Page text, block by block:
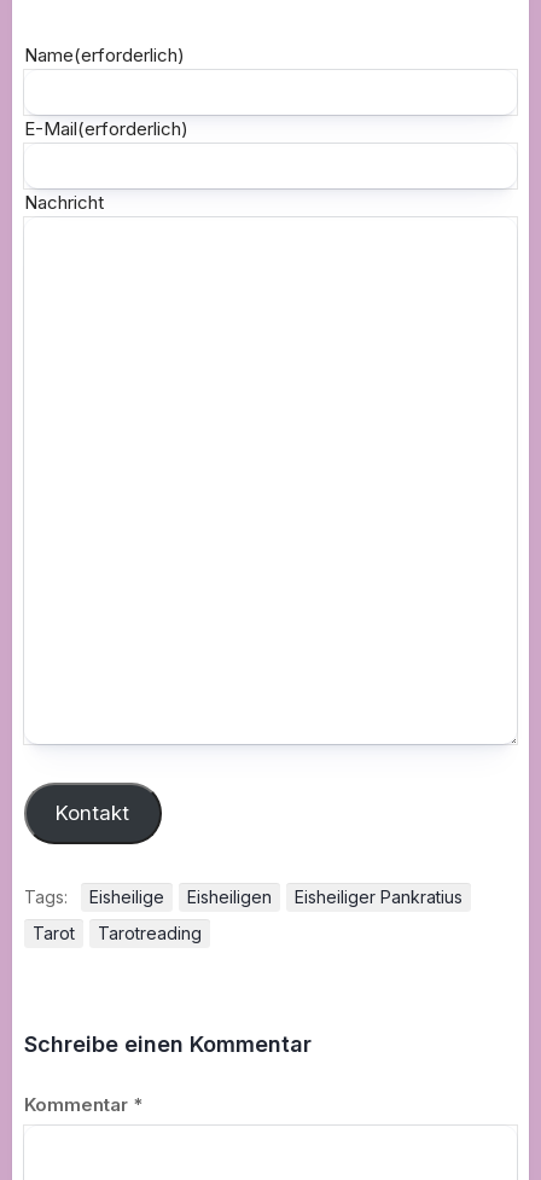
Name(erforderlich)
E-Mail(erforderlich)
Nachricht
Kontakt
Tags: Eisheilige Eisheiligen
Eisheiliger Pankratius
Tarot
Tarotreading
Schreibe einen Kommentar
Kommentar *